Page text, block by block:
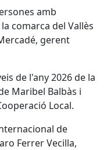
amb
comarca del Vallès
gerent
de l'any 2026 de la
Maribel Balbàs i
Local.
de
Ferrer Vecilla,